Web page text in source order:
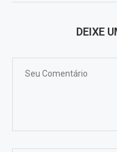
DEIXE